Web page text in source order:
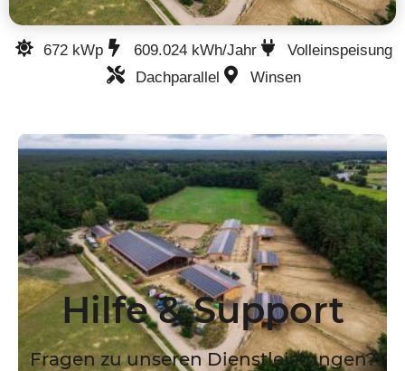
672 kWp 609.024 kWh/Jahr
Volleinspeisung
Dachparallel
Winsen
Hilfe & Support
Fragen zu unseren Dienstleistungen?